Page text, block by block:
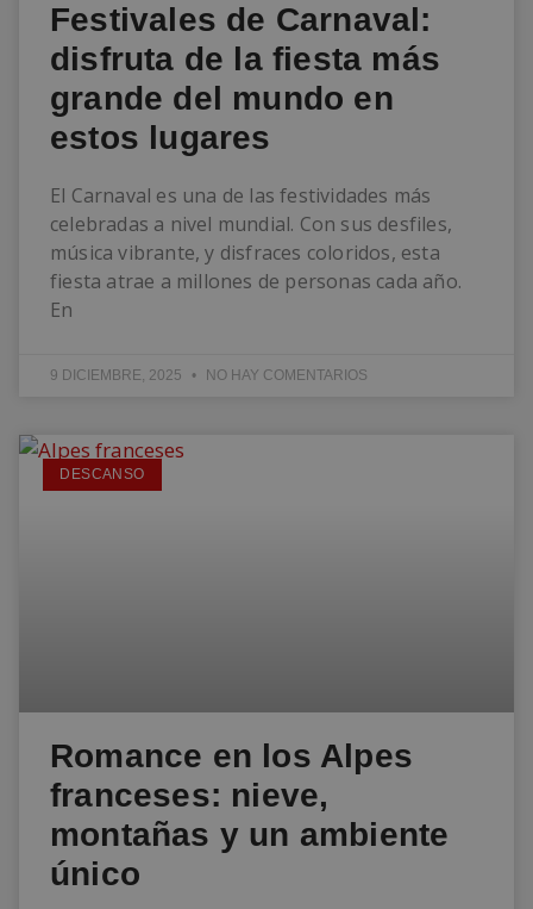
Festivales de Carnaval:
disfruta de la fiesta más
grande del mundo en
estos lugares
El Carnaval es una de las festividades más
celebradas a nivel mundial. Con sus desfiles,
música vibrante, y disfraces coloridos, esta
fiesta atrae a millones de personas cada año.
En
9 DICIEMBRE, 2025 NO HAY COMENTARIOS
DESCANSO
Romance en los Alpes
franceses: nieve,
montañas y un ambiente
único